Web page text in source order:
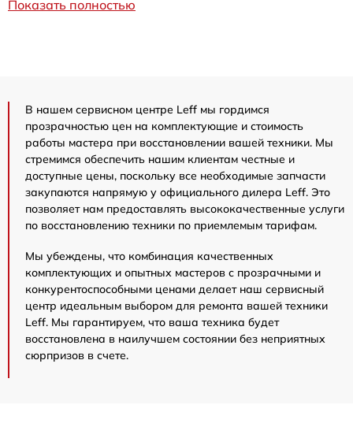
Показать полностью
В нашем сервисном центре Leff мы гордимся
прозрачностью цен на комплектующие и стоимость
работы мастера при восстановлении вашей техники. Мы
стремимся обеспечить нашим клиентам честные и
доступные цены, поскольку все необходимые запчасти
закупаются напрямую у официального дилера Leff. Это
позволяет нам предоставлять высококачественные услуги
по восстановлению техники по приемлемым тарифам.
Мы убеждены, что комбинация качественных
комплектующих и опытных мастеров с прозрачными и
конкурентоспособными ценами делает наш сервисный
центр идеальным выбором для ремонта вашей техники
Leff. Мы гарантируем, что ваша техника будет
восстановлена в наилучшем состоянии без неприятных
сюрпризов в счете.